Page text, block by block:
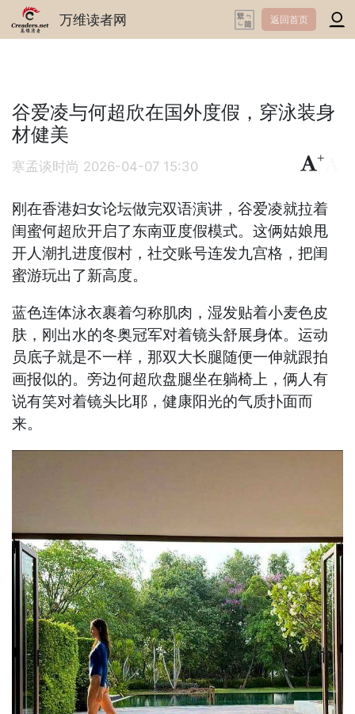
万维读者网 返回首页
谷爱凌与何超欣在国外度假，穿泳装身
材健美
寒孟谈时尚 2026-04-07 15:30
+
刚在香港妇女论坛做完双语演讲，谷爱凌就拉着
闺蜜何超欣开启了东南亚度假模式。这俩姑娘甩
开人潮扎进度假村，社交账号连发九宫格，把闺
蜜游玩出了新高度。
蓝色连体泳衣裹着匀称肌肉，湿发贴着小麦色皮
肤，刚出水的冬奥冠军对着镜头舒展身体。运动
员底子就是不一样，那双大长腿随便一伸就跟拍
画报似的。旁边何超欣盘腿坐在躺椅上，俩人有
说有笑对着镜头比耶，健康阳光的气质扑面而
来。